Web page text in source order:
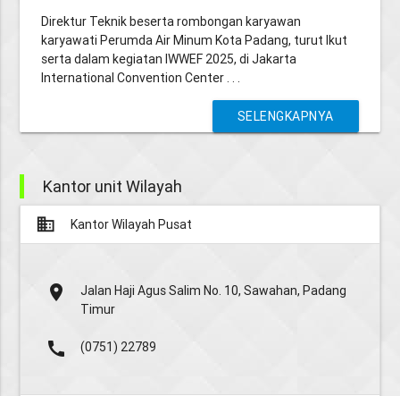
Direktur Teknik beserta rombongan karyawan
karyawati Perumda Air Minum Kota Padang, turut Ikut
serta dalam kegiatan IWWEF 2025, di Jakarta
International Convention Center . . .
SELENGKAPNYA
Kantor unit Wilayah
business Kantor Wilayah Pusat
place
Jalan Haji Agus Salim No. 10, Sawahan, Padang
Timur
call (0751) 22789